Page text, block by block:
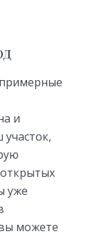
и
уже
можете